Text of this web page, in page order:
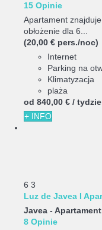
15 Opinie
Apartament
obłożenie dla 6...
(20,00 € pers./noc)
Internet
Parking na
Klimatyzacja
plaża
od 840,00 € /
+ INFO
6 3
Luz de Javea I
Javea - Apartament
8 Opinie